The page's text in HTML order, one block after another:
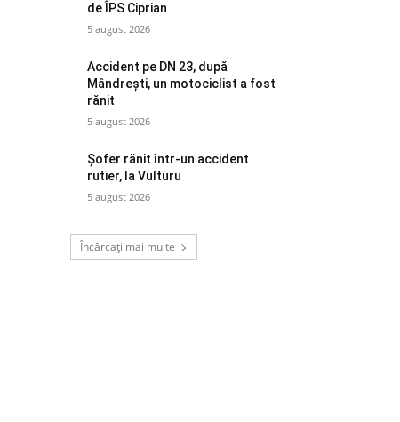
de ÎPS Ciprian
5 august 2026
Accident pe DN 23, după
Mândrești, un motociclist a fost
rănit
5 august 2026
Șofer rănit într-un accident
rutier, la Vulturu
5 august 2026
Încărcați mai multe